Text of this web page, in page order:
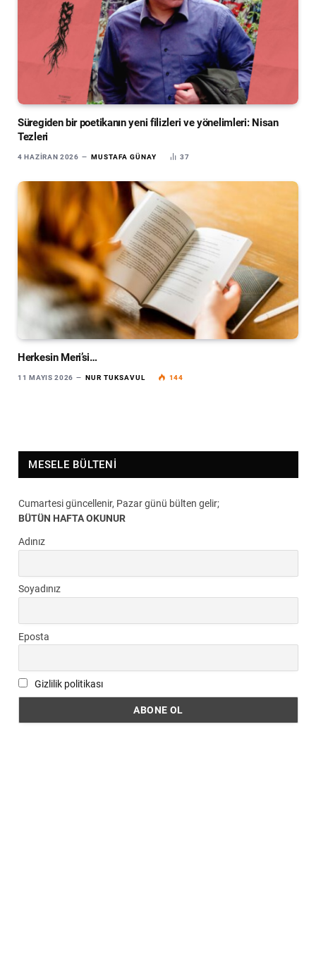
Süregiden bir poetikanın yeni filizleri ve yönelimleri: Nisan
Tezleri
4 HAZIRAN 2026 MUSTAFA GÜNAY 37
Herkesin Meri’si…
11 MAYIS 2026 NUR TUKSAVUL 144
MESELE BÜLTENI
Cumartesi güncellenir, Pazar günü bülten gelir;
BÜTÜN HAFTA OKUNUR
Adınız
Soyadınız
Eposta
Gizlilik politikası